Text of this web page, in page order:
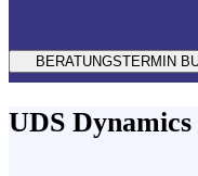
BERATUNGSTERMIN
UDS